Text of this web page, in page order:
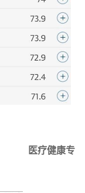
21
医疗健康专